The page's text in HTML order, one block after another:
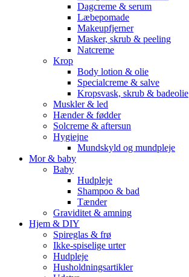
Dagcreme & serum
Læbepomade
Makeupfjerner
Masker, skrub & peeling
Natcreme
Krop
Body lotion & olie
Specialcreme & salve
Kropsvask, skrub & badeolie
Muskler & led
Hænder & fødder
Solcreme & aftersun
Hygiejne
Mundskyld og mundpleje
Mor & baby
Baby
Hudpleje
Shampoo & bad
Tænder
Graviditet & amning
Hjem & DIY
Spireglas & frø
Ikke-spiselige urter
Hudpleje
Husholdningsartikler